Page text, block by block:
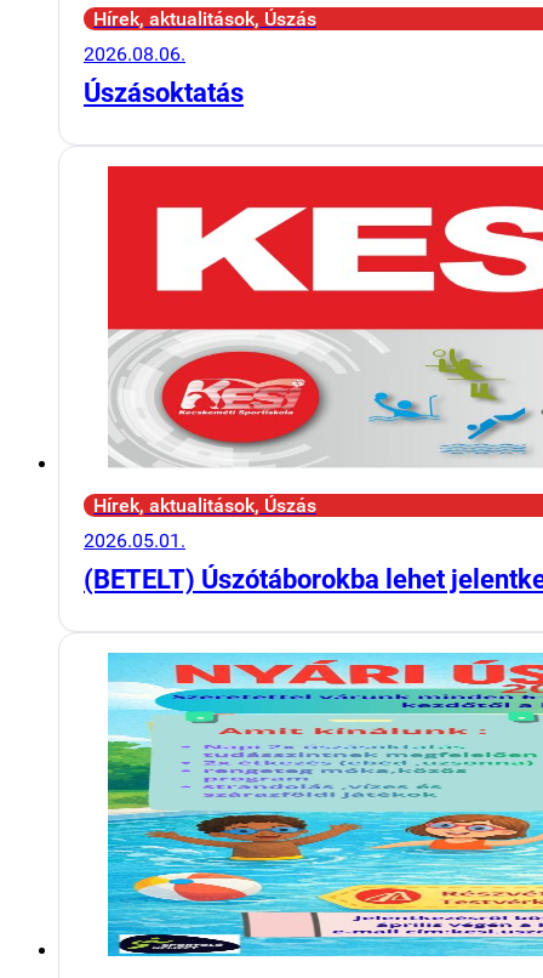
Hírek, aktualitások, Úszás
2026.08.06.
Úszásoktatás
Hírek, aktualitások, Úszás
2026.05.01.
(BETELT) Úszótáborokba lehet